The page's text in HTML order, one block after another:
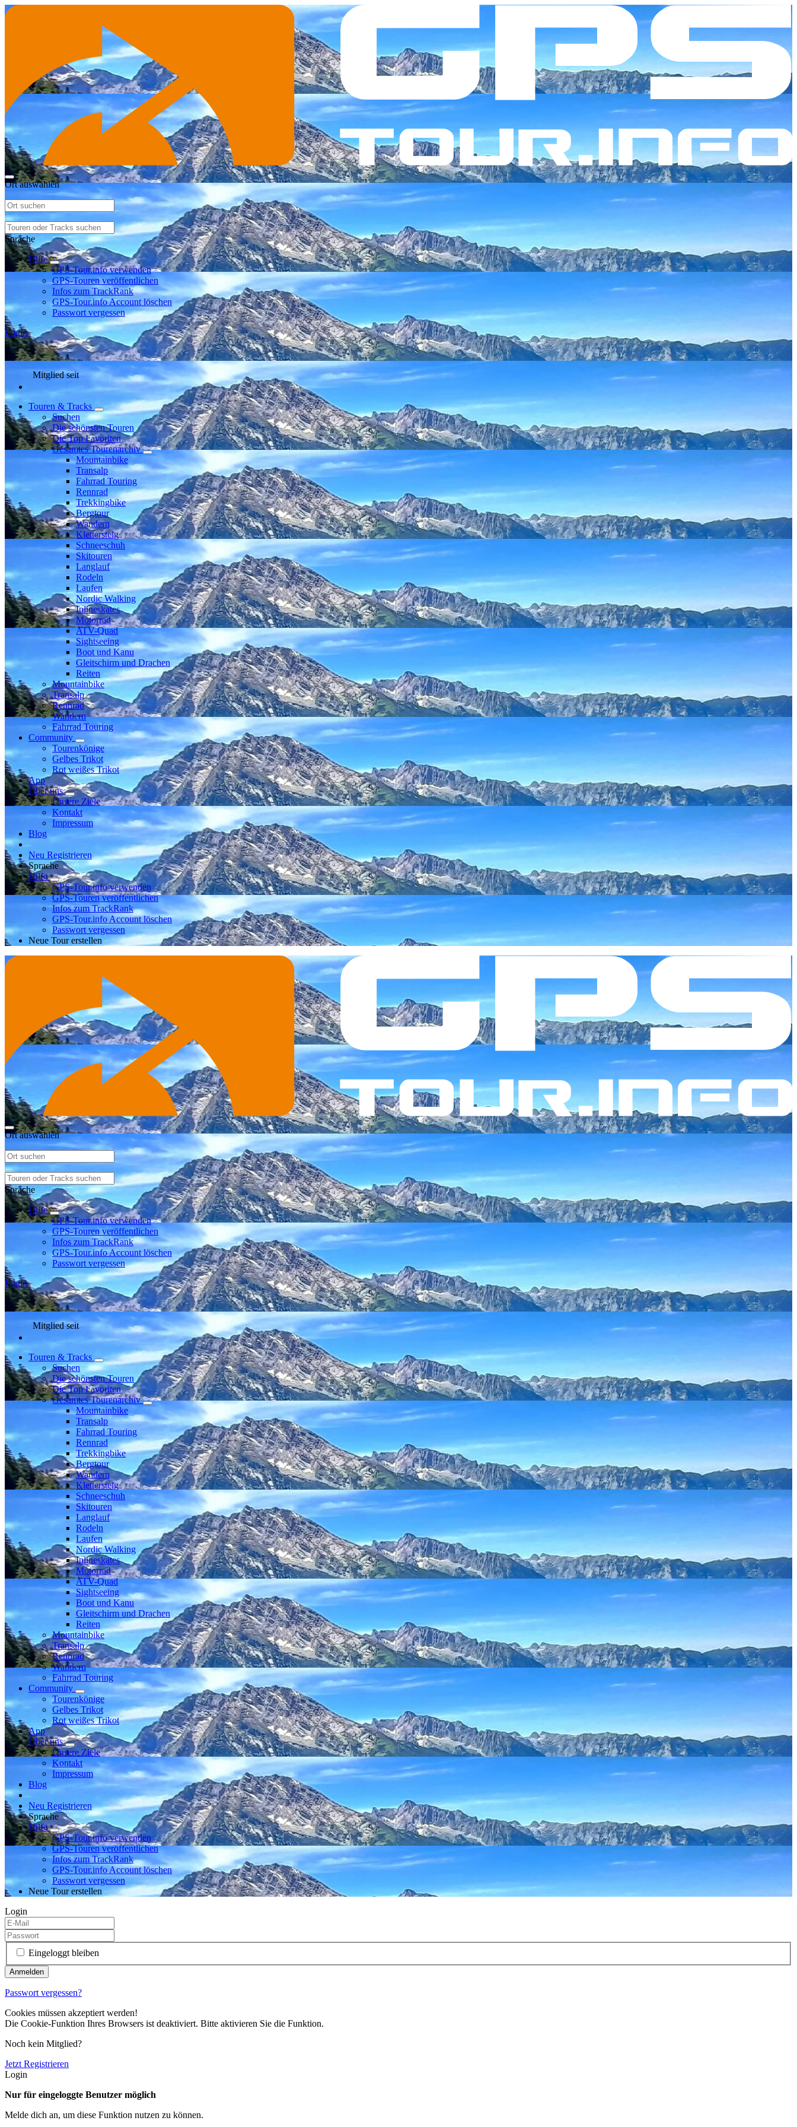
Ort auswählen
Sprache
Hilfe
GPS-Tour.info verwenden
GPS-Touren veröffentlichen
Infos zum TrackRank
GPS-Tour.info Account löschen
Passwort vergessen
Login
Mitglied seit
Touren & Tracks
Suchen
Die schönsten Touren
Die Top Favoriten
Gesamtes Tourenarchiv
Mountainbike
Transalp
Fahrrad Touring
Rennrad
Trekkingbike
Bergtour
Wandern
Klettersteig
Schneeschuh
Skitouren
Langlauf
Rodeln
Laufen
Nordic Walking
Inlineskates
Motorrad
ATV-Quad
Sightseeing
Boot und Kanu
Gleitschirm und Drachen
Reiten
Mountainbike
Transalp
Rennrad
Wandern
Fahrrad Touring
Community
Tourenkönige
Gelbes Trikot
Rot weißes Trikot
App
Über uns
Unsere Ziele
Kontakt
Impressum
Blog
Neu Registrieren
Sprache
Hilfe
GPS-Tour.info verwenden
GPS-Touren veröffentlichen
Infos zum TrackRank
GPS-Tour.info Account löschen
Passwort vergessen
Neue Tour erstellen
Ort auswählen
Sprache
Hilfe
GPS-Tour.info verwenden
GPS-Touren veröffentlichen
Infos zum TrackRank
GPS-Tour.info Account löschen
Passwort vergessen
Login
Mitglied seit
Touren & Tracks
Suchen
Die schönsten Touren
Die Top Favoriten
Gesamtes Tourenarchiv
Mountainbike
Transalp
Fahrrad Touring
Rennrad
Trekkingbike
Bergtour
Wandern
Klettersteig
Schneeschuh
Skitouren
Langlauf
Rodeln
Laufen
Nordic Walking
Inlineskates
Motorrad
ATV-Quad
Sightseeing
Boot und Kanu
Gleitschirm und Drachen
Reiten
Mountainbike
Transalp
Rennrad
Wandern
Fahrrad Touring
Community
Tourenkönige
Gelbes Trikot
Rot weißes Trikot
App
Über uns
Unsere Ziele
Kontakt
Impressum
Blog
Neu Registrieren
Sprache
Hilfe
GPS-Tour.info verwenden
GPS-Touren veröffentlichen
Infos zum TrackRank
GPS-Tour.info Account löschen
Passwort vergessen
Neue Tour erstellen
Login
Eingeloggt bleiben
Passwort vergessen?
Cookies müssen akzeptiert werden!
Die Cookie-Funktion Ihres Browsers ist deaktiviert. Bitte aktivieren Sie die Funktion.
Noch kein Mitglied?
Jetzt Registrieren
Login
Nur für eingeloggte Benutzer möglich
Melde dich an, um diese Funktion nutzen zu können.